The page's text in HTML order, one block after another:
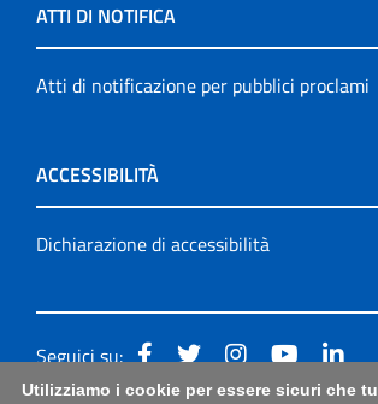
ATTI DI NOTIFICA
Atti di notificazione per pubblici proclami
ACCESSIBILITÀ
Dichiarazione di accessibilità
Seguici su:
Utilizziamo i cookie per essere sicuri che tu